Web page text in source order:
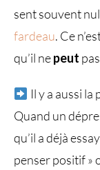
sent souvent
fardeau. Ce
qu’il nepeut
Il y a aussi la
Quand un
qu’il a déjà
penser positif »